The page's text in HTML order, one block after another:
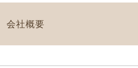
会社概要